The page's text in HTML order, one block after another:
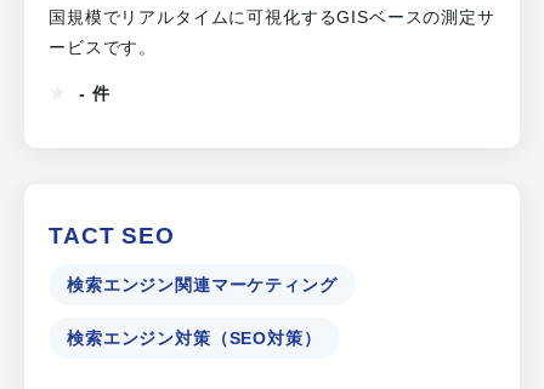
国規模でリアルタイムに可視化するGISベースの測定サ
ービスです。
- 件
TACT SEO
検索エンジン関連マーケティング
検索エンジン対策（SEO対策）